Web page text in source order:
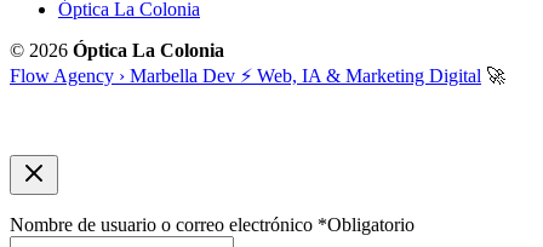
Óptica La Colonia
© 2026 Óptica La Colonia
Flow Agency › Marbella Dev ⚡️ Web, IA & Marketing Digital 🚀
Nombre de usuario o correo electrónico *Obligatorio